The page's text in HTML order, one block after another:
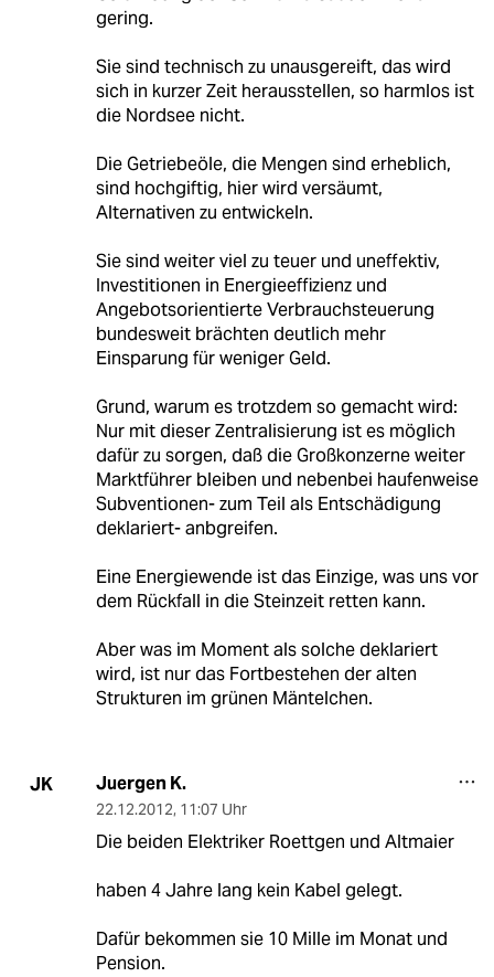
gering.
Sie sind technisch zu unausgereift, das wird
sich in kurzer Zeit herausstellen, so harmlos ist
die Nordsee nicht.
Die Getriebeöle, die Mengen sind erheblich,
sind hochgiftig, hier wird versäumt,
Alternativen zu entwickeln.
Sie sind weiter viel zu teuer und uneffektiv,
Investitionen in Energieeffizienz und
Angebotsorientierte Verbrauchsteuerung
bundesweit brächten deutlich mehr
Einsparung für weniger Geld.
Grund, warum es trotzdem so gemacht wird:
Nur mit dieser Zentralisierung ist es möglich
dafür zu sorgen, daß die Großkonzerne weiter
Marktführer bleiben und nebenbei haufenweise
Subventionen- zum Teil als Entschädigung
deklariert- anbgreifen.
Eine Energiewende ist das Einzige, was uns vor
dem Rückfall in die Steinzeit retten kann.
Aber was im Moment als solche deklariert
wird, ist nur das Fortbestehen der alten
Strukturen im grünen Mäntelchen.
JK Juergen K.
22.12.2012, 11:07 Uhr
Die beiden Elektriker Roettgen und Altmaier
haben 4 Jahre lang kein Kabel gelegt.
Dafür bekommen sie 10 Mille im Monat und
Pension.